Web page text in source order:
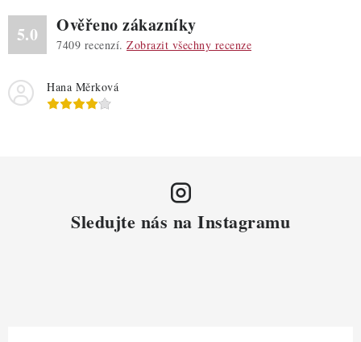
5.0 Ověřeno zákazníky
7409 recenzí. Zobrazit všechny recenze
Hana Měrková
Sledujte nás na Instagramu